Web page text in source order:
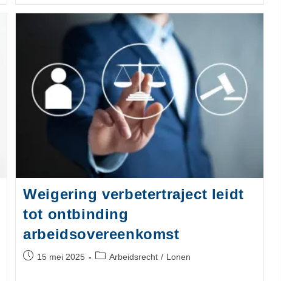
Weigering verbetertraject leidt
tot ontbinding
arbeidsovereenkomst
15 mei 2025 Arbeidsrecht / Lonen